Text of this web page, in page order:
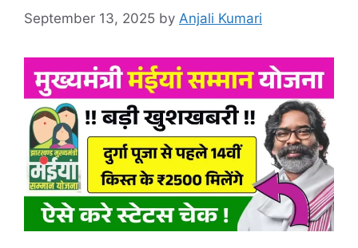
September 13, 2025 by Anjali Kumari